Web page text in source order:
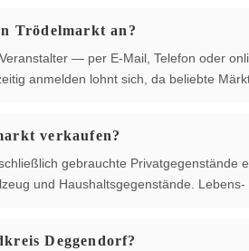
Trödelmarkt an?
— per E-Mail, Telefon oder
anmelden lohnt sich, da beliebte
verkaufen?
gebrauchte Privatgegenstände
und Haushaltsgegenstände.
Deggendorf?